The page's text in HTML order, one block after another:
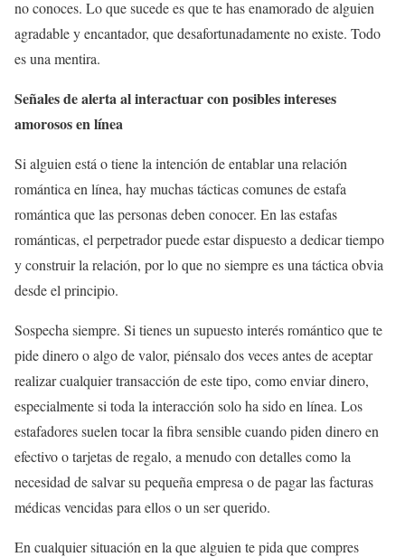
no conoces. Lo que sucede es que te has enamorado de alguien
agradable y encantador, que desafortunadamente no existe. Todo
es una mentira.
Señales de alerta al interactuar con posibles intereses
amorosos en línea
Si alguien está o tiene la intención de entablar una relación
romántica en línea, hay muchas tácticas comunes de estafa
romántica que las personas deben conocer. En las estafas
románticas, el perpetrador puede estar dispuesto a dedicar tiempo
y construir la relación, por lo que no siempre es una táctica obvia
desde el principio.
Sospecha siempre. Si tienes un supuesto interés romántico que te
pide dinero o algo de valor, piénsalo dos veces antes de aceptar
realizar cualquier transacción de este tipo, como enviar dinero,
especialmente si toda la interacción solo ha sido en línea. Los
estafadores suelen tocar la fibra sensible cuando piden dinero en
efectivo o tarjetas de regalo, a menudo con detalles como la
necesidad de salvar su pequeña empresa o de pagar las facturas
médicas vencidas para ellos o un ser querido.
En cualquier situación en la que alguien te pida que compres